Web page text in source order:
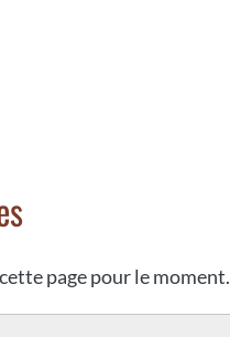
page pour le moment.